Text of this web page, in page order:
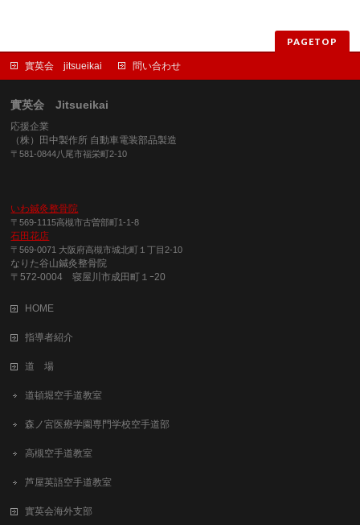
PAGETOP
實英会 jitsueikai 問い合わせ
實英会 Jitsueikai
応援企業
（株）田中製作所 自動車電装部品製造
〒581-0844八尾市福栄町2-10
いわ鍼灸整骨院
〒569-1115高槻市古曽部町1-1-8
石田花店
〒569-0071 大阪府高槻市城北町１丁目2-10
なりた谷山鍼灸整骨院
〒572-0004 寝屋川市成田町１ｰ20
HOME
指導者紹介
道 場
道頓堀空手道教室
森ノ宮医療学園専門学校空手道部
高槻空手道教室
芦屋英語空手道教室
實英会海外支部